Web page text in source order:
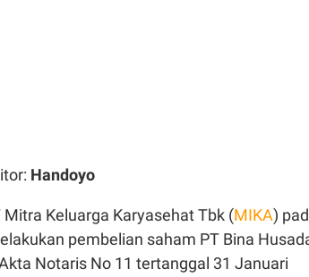
Handoyo
Mitra Keluarga Karyasehat Tbk (MIKA)
pembelian saham PT Bina
Notaris No 11 tertanggal 31 Januari